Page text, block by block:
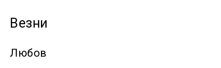
Везни
Любов